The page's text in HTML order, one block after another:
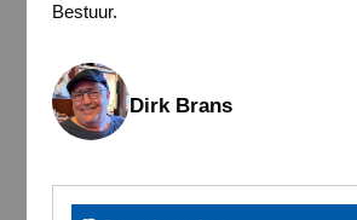
Bestuur.
Dirk Brans